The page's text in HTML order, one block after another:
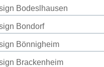
Bodeslhausen
Bondorf
Bönnigheim
Brackenheim